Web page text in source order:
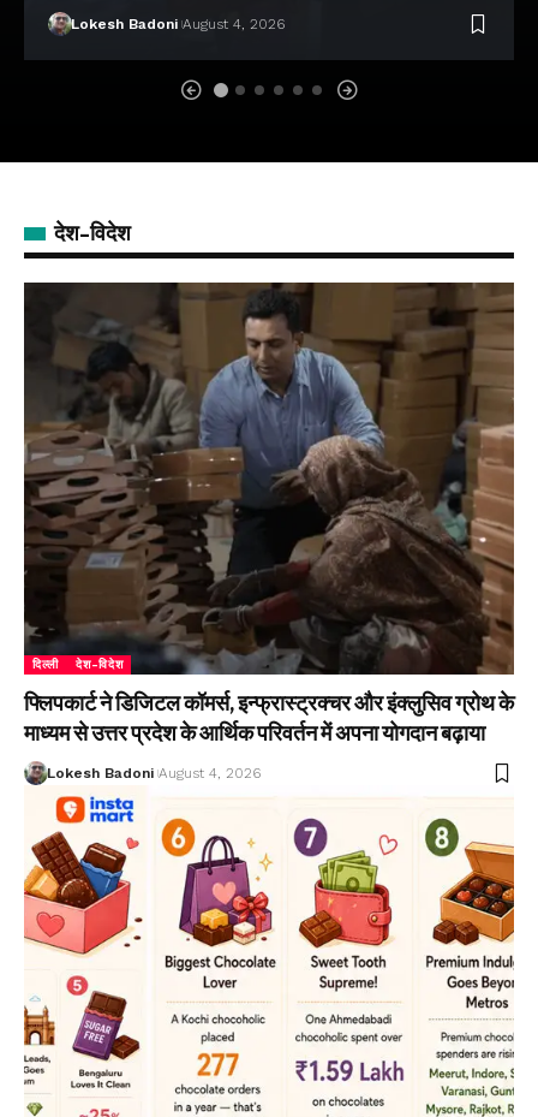
Lokesh Badoni August 4, 2026
देश-विदेश
दिल्ली देश-विदेश
फ्लिपकार्ट ने डिजिटल कॉमर्स, इन्फ्रास्ट्रक्चर और इंक्लुसिव ग्रोथ के
माध्यम से उत्तर प्रदेश के आर्थिक परिवर्तन में अपना योगदान बढ़ाया
Lokesh Badoni August 4, 2026